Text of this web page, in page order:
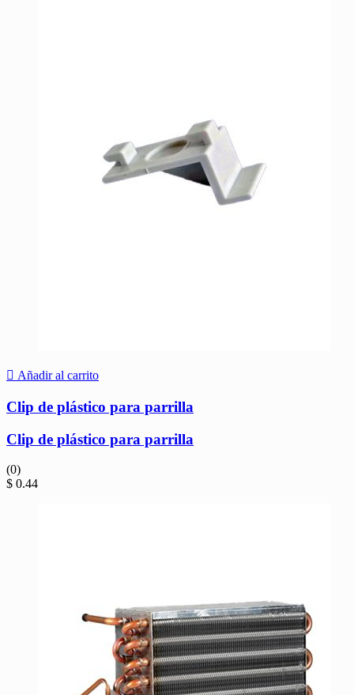
Añadir al carrito
Clip de plástico para parrilla
Clip de plástico para parrilla
(0)
$ 0.44